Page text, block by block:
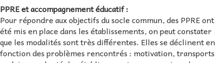
PPRE et accompagnement éducatif :
Pour répondre aux objectifs du socle commun, des PPRE ont
été mis en place dans les établissements, on peut constater
que les modalités sont très différentes. Elles se déclinent en
fonction des problèmes rencontrés : motivation, transports